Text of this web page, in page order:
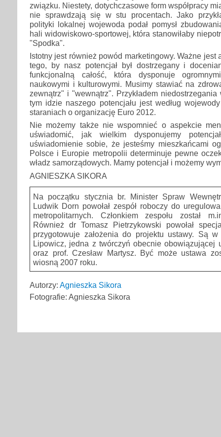
związku. Niestety, dotychczasowe form współpracy
nie sprawdzają się w stu procentach. Jako
polityki lokalnej wojewoda podał pomysł
hali widowiskowo-sportowej, która stanowiłaby
"Spodka".
Istotny jest również powód marketingowy. Ważne jest
tego, by nasz potencjał był dostrzegany i
funkcjonalną całość, która dysponuje
naukowymi i kulturowymi. Musimy stawiać na
zewnątrz" i "wewnątrz". Przykładem
tym idzie naszego potencjału jest według
staraniach o organizację Euro 2012.
Nie możemy także nie wspomnieć o aspekcie
uświadomić, jak wielkim dysponujemy
uświadomienie sobie, że jesteśmy mieszkańcami
Polsce i Europie metropolii determinuje pewne
władz samorządowych. Mamy potencjał i możemy
AGNIESZKA SIKORA
Na początku stycznia br. Minister Spraw
Ludwik Dorn powołał zespół roboczy do
metropolitarnych. Członkiem zespołu został
Również dr Tomasz Pietrzykowski powołał
przygotowuje założenia do projektu ustawy. Są
Lipowicz, jedna z twórczyń obecnie obowiązującej
oraz prof. Czesław Martysz. Być może ustawa
wiosną 2007 roku.
Autorzy: Agnieszka Sikora
Fotografie: Agnieszka Sikora